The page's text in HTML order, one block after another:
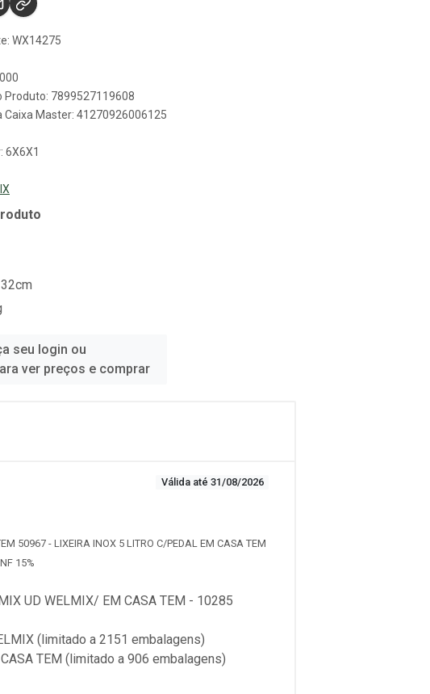
WX14275
Produto: 7899527119608
Caixa Master: 41270926006125
6X6X1
seu login ou
ver preços e comprar
Válida até 31/08/2026
50967 - LIXEIRA INOX 5 LITRO C/PEDAL EM CASA TEM
15%
UD WELMIX/ EM CASA TEM - 10285
(limitado a 2151 embalagens)
TEM (limitado a 906 embalagens)